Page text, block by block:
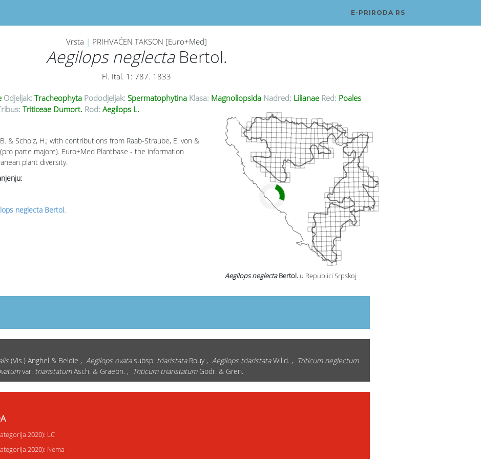
E-PRIRODA RS
Vrsta | PRIHVAĆEN TAKSON [Euro+Med]
Aegilops neglectaBertol.
Fl. Ital. 1: 787. 1833
Odjeljak: Tracheophyta Pododjeljak: Spermatophytina Klasa: Magnoliopsida Nadred: Lilianae Red: Poales
Triticeae Dumort. Rod: Aegilops L.
& Scholz, H.; with contributions from Raab-Straube, E. von &
parte majore). Euro+Med Plantbase - the information
plant diversity.
neglecta Bertol.
Aegilops neglectaBertol. u Republici Srpskoj
(Vis.) Anghel & Beldie , Aegilops ovatasubsp. triaristataRouy , Aegilops triaristataWilld. , Triticum neglectum
var. triaristatumAsch. & Graebn. , Triticum triaristatumGodr. & Gren.
2020): LC
2020): Nema